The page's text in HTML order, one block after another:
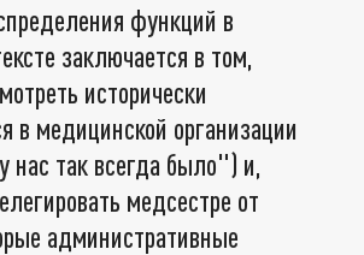
функций в
заключается в том,
исторически
в медицинской организации
нас так всегда было") и,
медсестре от
административные